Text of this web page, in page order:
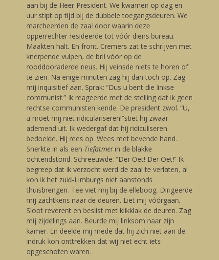
aan bij de Heer President. We kwamen op dag en
uur stipt op tijd bij de dubbele toegangsdeuren. We
marcheerden de zaal door waarin deze
opperrechter resideerde tot vóór diens bureau.
Maakten halt. En front. Cremers zat te schrijven met
knerpende vulpen, de bril vóór op de
rooddooraderde neus. Hij veinsde niets te horen of
te zien. Na enige minuten zag hij dan toch op. Zag
mij inquisitief aan. Sprak: “Dus u bent die linkse
communist.” Ik reageerde met de stelling dat ik geen
rechtse communisten kende. De president zwol. “U,
u moet mij niet ridiculariseren!”stiet hij zwaar
ademend uit. Ik wedergaf dat hij ridiculiseren
bedoelde. Hij rees op. Wees met bevende hand.
Snerkte in als een Tiefatmer in de blakke
ochtendstond. Schreeuwde: “Der Oet! Der Oet!” Ik
begreep dat ik verzocht werd de zaal te verlaten, al
kon ik het zuid-Limburgs niet aanstonds
thuisbrengen. Tee viet mij bij de elleboog. Dirigeerde
mij zachtkens naar de deuren. Liet mij vóórgaan.
Sloot reverent en beslist met klikklak de deuren. Zag
mij zijdelings aan. Beurde mij linksom naar zijn
kamer. En deelde mij mede dat hij zich niet aan de
indruk kon onttrekken dat wij niet echt iets
opgeschoten waren.